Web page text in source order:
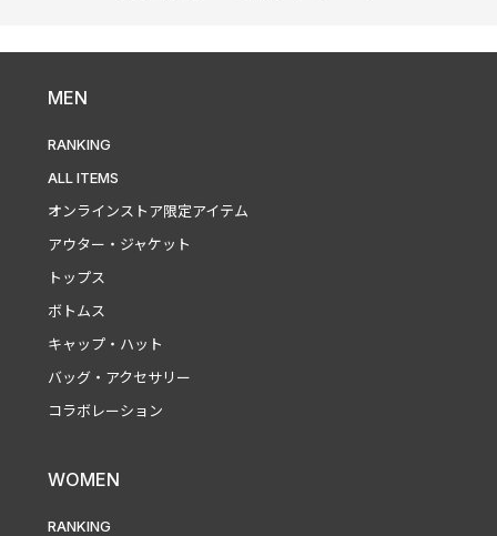
MEN
RANKING
ALL ITEMS
オンラインストア限定アイテム
アウター・ジャケット
トップス
ボトムス
キャップ・ハット
バッグ・アクセサリー
コラボレーション
WOMEN
RANKING